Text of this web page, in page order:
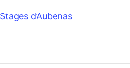
Stages d’Aubenas